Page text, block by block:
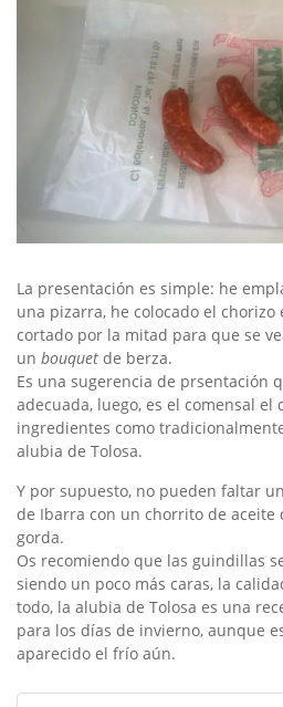
La presentación es simple: he
una pizarra, he colocado el
cortado por la mitad para que se
un bouquet de berza.
Es una sugerencia de prsentación
adecuada, luego, es el comensal el
ingredientes como
alubia de Tolosa.
Y por supuesto, no pueden faltar
de Ibarra con un chorrito de aceite
gorda.
Os recomiendo que las guindillas
siendo un poco más caras, la
todo, la alubia de Tolosa es una
para los días de invierno, aunque
aparecido el frío aún.